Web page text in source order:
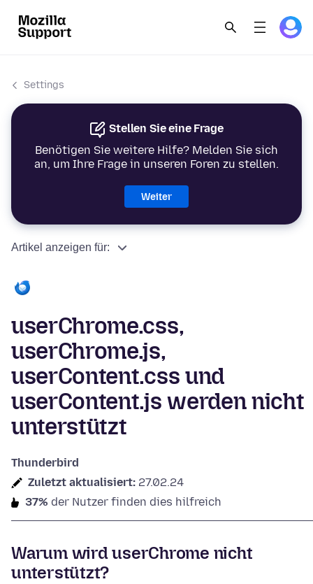
Settings
Stellen Sie eine Frage
Benötigen Sie weitere Hilfe? Melden Sie sich
an, um Ihre Frage in unseren Foren zu stellen.
Weiter
Artikel anzeigen für:
userChrome.css,
userChrome.js,
userContent.css und
userContent.js werden nicht
unterstützt
Thunderbird
Zuletzt aktualisiert: 27.02.24
37% der Nutzer finden dies hilfreich
Warum wird userChrome nicht
unterstützt?